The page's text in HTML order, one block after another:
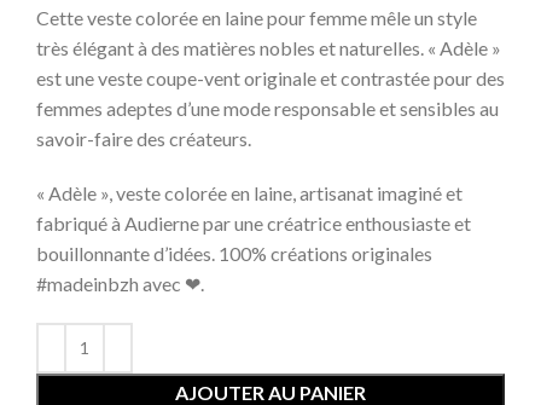
Cette veste colorée en laine pour femme mêle un style
très élégant à des matières nobles et naturelles. « Adèle »
est une veste coupe-vent originale et contrastée pour des
femmes adeptes d’une mode responsable et sensibles au
savoir-faire des créateurs.
« Adèle », veste colorée en laine, artisanat imaginé et
fabriqué à Audierne par une créatrice enthousiaste et
bouillonnante d’idées. 100% créations originales
#madeinbzh avec ❤.
AJOUTER AU PANIER